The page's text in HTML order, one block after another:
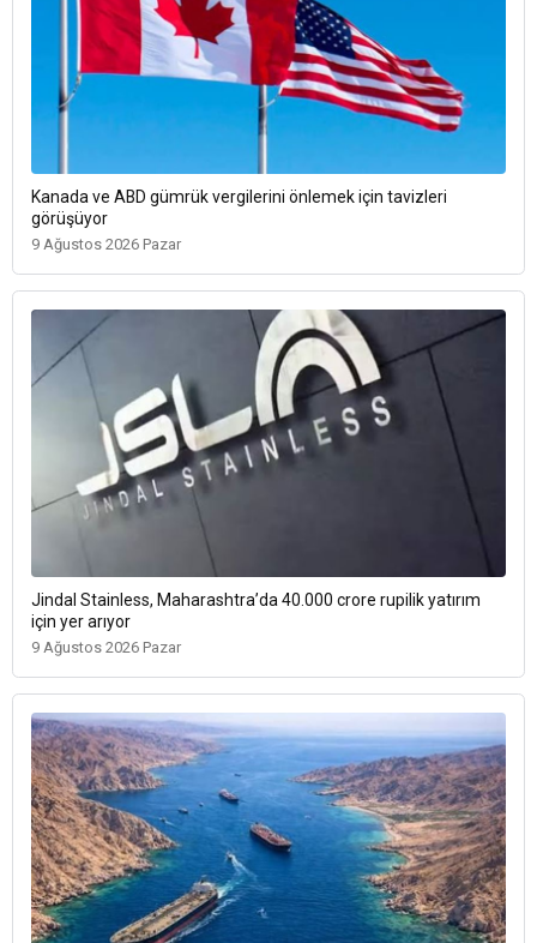
Kanada ve ABD gümrük vergilerini önlemek için tavizleri
görüşüyor
9 Ağustos 2026 Pazar
Jindal Stainless, Maharashtra’da 40.000 crore rupilik yatırım
için yer arıyor
9 Ağustos 2026 Pazar